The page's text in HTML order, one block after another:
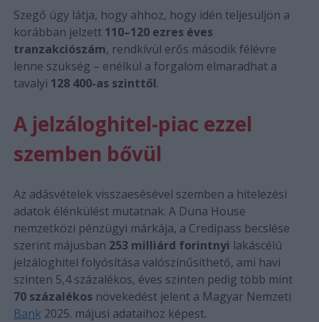
Szegő úgy látja, hogy ahhoz, hogy idén teljesüljön a
korábban jelzett 110–120 ezres éves
tranzakciószám, rendkívül erős második félévre
lenne szükség – enélkül a forgalom elmaradhat a
tavalyi 128 400-as szinttől.
A jelzáloghitel-piac ezzel
szemben bővül
Az adásvételek visszaesésével szemben a hitelezési
adatok élénkülést mutatnak. A Duna House
nemzetközi pénzügyi márkája, a Credipass becslése
szerint májusban 253 milliárd forintnyi lakáscélú
jelzáloghitel folyósítása valószínűsíthető, ami havi
szinten 5,4 százalékos, éves szinten pedig több mint
70 százalékosnövekedést jelent a Magyar Nemzeti
Bank 2025. májusi adataihoz képest.